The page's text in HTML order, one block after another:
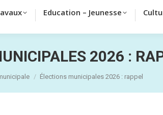
Education – Jeunesse
2026 :
Élections municipales 2026 : rappel